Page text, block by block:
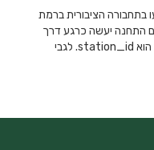
בתחבורה הציבורית ברמת
התחנה יעשה כרגע דרך
טבלת stops ב-GTFS והשדה המקשר הוא station_id. לגבי